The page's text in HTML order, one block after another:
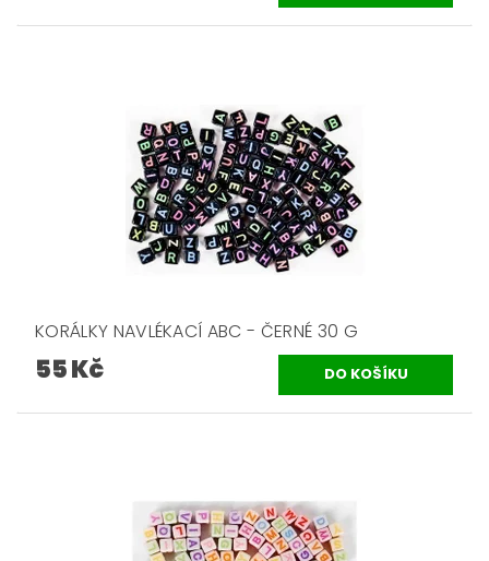
KORÁLKY NAVLÉKACÍ ABC - ČERNÉ 30 G
55 Kč